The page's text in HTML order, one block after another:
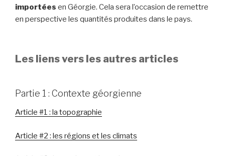
importées en Géorgie. Cela sera l’occasion de remettre
en perspective les quantités produites dans le pays.
Les liens vers les autres articles
Partie 1 : Contexte géorgienne
Article #1 : la topographie
Article #2 : les régions et les climats